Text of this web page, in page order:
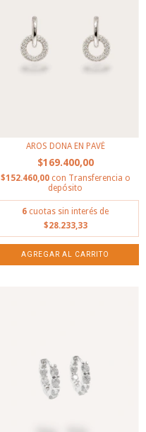
AROS DONA EN PAVÉ
$169.400,00
$152.460,00 con Transferencia o
depósito
6 cuotas sin interés de
$28.233,33